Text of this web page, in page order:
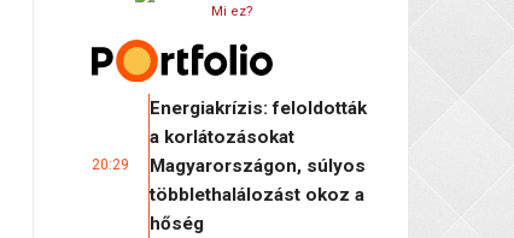
Mi ez?
20:29
Energiakrízis: feloldották
a korlátozásokat
Magyarországon, súlyos
többlethalálozást okoz a
hőség